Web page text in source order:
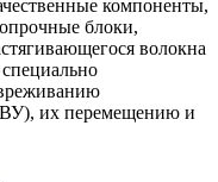
компоненты,
блоки,
волокна
их перемещению и